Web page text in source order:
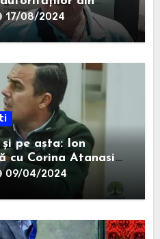
inginer!
17/08/2024
pe asta: Ion
cu Corina Atanasiu
pe Misăilă să
09/04/2024